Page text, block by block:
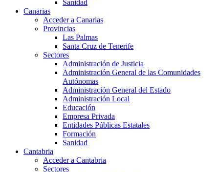
Sanidad
Canarias
Acceder a Canarias
Provincias
Las Palmas
Santa Cruz de Tenerife
Sectores
Administración de Justicia
Administración General de las Comunidades
Autónomas
Administración General del Estado
Administración Local
Educación
Empresa Privada
Entidades Públicas Estatales
Formación
Sanidad
Cantabria
Acceder a Cantabria
Sectores